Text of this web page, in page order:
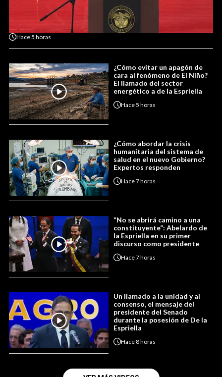
Hace5 horas
¿Cómo evitar un apagón de
cara al fenómeno de El Niño?
El llamado del sector
energético a de la Espriella
Hace5 horas
¿Cómo abordar la crisis
humanitaria del sistema de
salud en el nuevo Gobierno?
Expertos responden
Hace7 horas
“No se abrirá camino a una
constituyente”: Abelardo de
la Espriella en su primer
discurso como presidente
Hace7 horas
Un llamado a la unidad y al
consenso, el mensaje del
presidente del Senado
durante la posesión de De la
Espriella
Hace8 horas